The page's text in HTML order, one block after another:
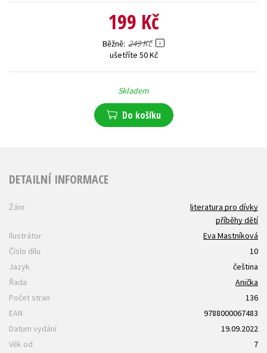
199 Kč
Běžně 249 Kč
ušetříte 50 Kč
Skladem
Do košíku
DETAILNÍ INFORMACE
Žánr
literatura pro dívky
příběhy dětí
Ilustrátor
Eva Mastníková
Číslo dílu
10
Jazyk
čeština
Řada
Anička
Počet stran
136
EAN
9788000067483
Datum vydání
19.09.2022
Věk od
7